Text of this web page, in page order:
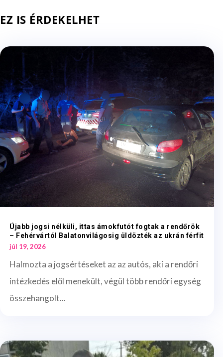
EZ IS ÉRDEKELHET
Újabb jogsi nélküli, ittas ámokfutót fogtak a rendőrök
– Fehérvártól Balatonvilágosig üldözték az ukrán férfit
júl 19, 2026
Halmozta a jogsértéseket az az autós, aki a rendőri
intézkedés elől menekült, végül több rendőri egység
összehangolt...